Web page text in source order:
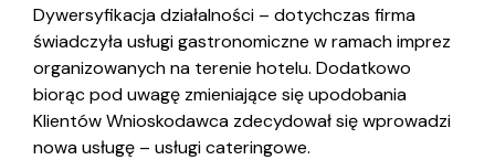
Dywersyfikacja działalności – dotychczas firma
świadczyła usługi gastronomiczne w ramach imprez
organizowanych na terenie hotelu. Dodatkowo
biorąc pod uwagę zmieniające się upodobania
Klientów Wnioskodawca zdecydował się wprowadzi
nowa usługę – usługi cateringowe.